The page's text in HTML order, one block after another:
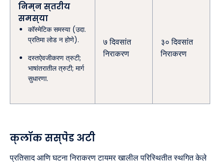
निम्न स्तरीय
समस्या
कॉस्मेटिक समस्या (उदा.
प्रतिमा लोड न होणे).
दस्तऐवजीकरण त्रुटी;
भाषांतरातील त्रुटी; मार्ग
सुधारणा.
७ दिवसांत
निराकरण
३० दिवसांत
निराकरण
क्लॉक सस्पेंड अटी
प्रतिसाद आणि घटना निराकरण टायमर खालील परिस्थितीत स्थगित केले